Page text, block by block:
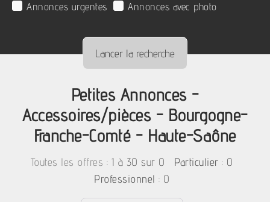
Annonces urgentes
Annonces avec photo
Petites Annonces -
Accessoires/pièces - Bourgogne-
Franche-Comté - Haute-Saône
Toutes les offres : 1 à 30 sur 0 Particulier : 0
Professionnel : 0